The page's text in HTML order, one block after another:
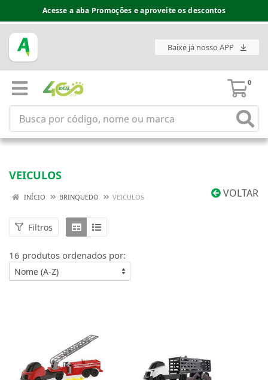
Acesse a aba Promoções e aproveite os descontos
Baixe já nosso APP
0
VEICULOS
VOLTAR
INÍCIO BRINQUEDO VEICULOS
Filtros
16 produtos ordenados por: